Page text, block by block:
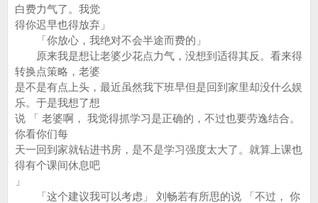
白费力气了。我觉
得你迟早也得放弃」
「你放心，我绝对不会半途而费的」
原来我是想让老婆少花点力气，没想到适得其反。看来得
转换点策略，老婆
是不是有点上头，最近虽然我下班早但是回到家里却没什么娱
乐。于是我想了想
说 「 老婆啊， 我觉得抓学习是正确的，不过也要劳逸结合。
你看你们每
天一回到家就钻进书房，是不是学习强度太大了。就算上课也
得有个课间休息吧
」
「这个建议我可以考虑」 刘畅若有所思的说 「不过， 你